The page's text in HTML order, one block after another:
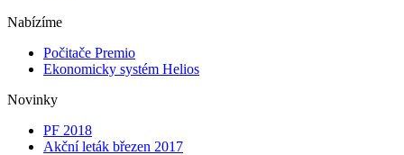
Nabízíme
Počitače Premio
Ekonomicky systém Helios
Novinky
PF 2018
Akční leták březen 2017